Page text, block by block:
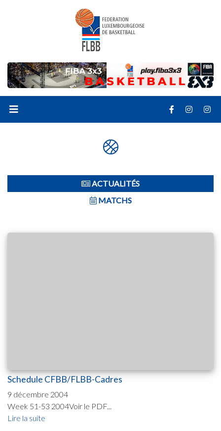
ACTUALITÉS
MATCHS
Schedule CFBB/FLBB-Cadres
9 décembre 2004
Week 51-53 2004Voir le PDF...
Lire la suite